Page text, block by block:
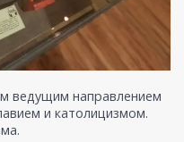
ведущим направлением
и католицизмом.